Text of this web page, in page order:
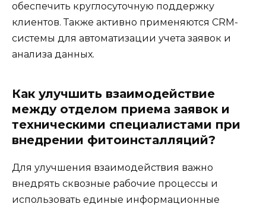
обеспечить круглосуточную поддержку
клиентов. Также активно применяются CRM-
системы для автоматизации учета заявок и
анализа данных.
Как улучшить взаимодействие
между отделом приема заявок и
техническими специалистами при
внедрении фитоинсталляций?
Для улучшения взаимодействия важно
внедрять сквозные рабочие процессы и
использовать единые информационные